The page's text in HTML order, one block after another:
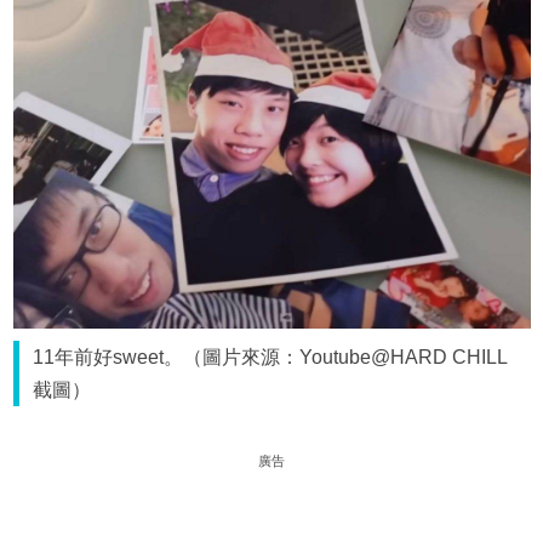
11年前好sweet。（圖片來源：Youtube@HARD CHILL
截圖）
廣告